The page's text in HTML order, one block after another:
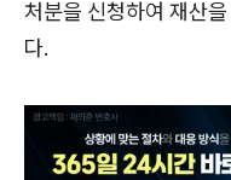
처분을 신청하여 재산
다.